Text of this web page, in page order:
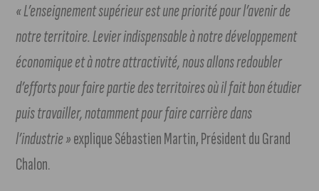
« L’enseignement supérieur est une priorité pour l’avenir de
notre territoire. Levier indispensable à notre développement
économique et à notre attractivité, nous allons redoubler
d’efforts pour faire partie des territoires où il fait bon étudier
puis travailler, notamment pour faire carrière dans
l’industrie »explique Sébastien Martin, Président du Grand
Chalon.